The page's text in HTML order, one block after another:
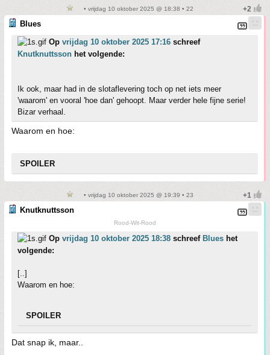
• vrijdag 10 oktober 2025 @ 18:38 • 22
Blues
Op vrijdag 10 oktober 2025 17:16 schreef
Knutknuttsson het volgende:
Ik ook, maar had in de slotaflevering toch op net iets meer
'waarom' en vooral 'hoe dan' gehoopt. Maar verder hele fijne serie!
Bizar verhaal.
Waarom en hoe:
SPOILER
• vrijdag 10 oktober 2025 @ 19:39 • 23
Knutknuttsson
Rood-Wit-Rood
Op vrijdag 10 oktober 2025 18:38 schreef Blues het
volgende:
[..]
Waarom en hoe:
SPOILER
Dat snap ik, maar..